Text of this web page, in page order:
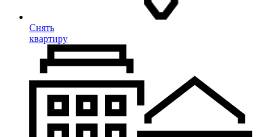
Снять
квартиру